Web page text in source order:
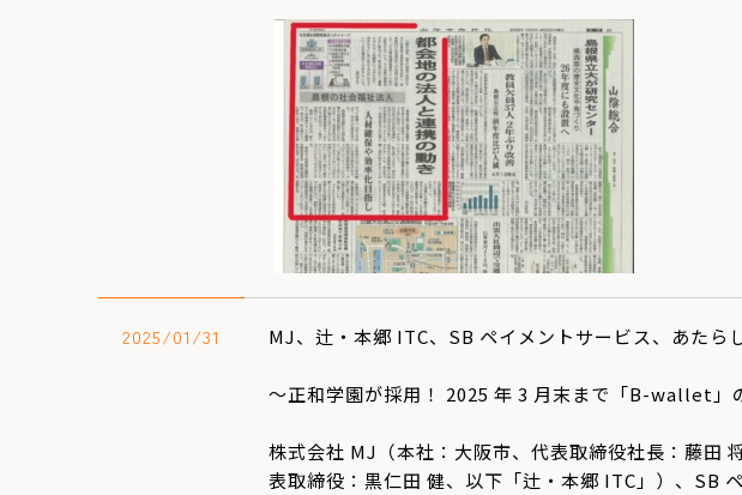
2025/01/31 MJ、辻・本郷 ITC、SB ペイメントサービス、あた
～正和学園が採用！ 2025 年 3 月末まで「B-wallet」
株式会社 MJ（本社：大阪市、代表取締役社長：藤田
表取締役：黒仁田 健、以下「辻・本郷 ITC」）、SB